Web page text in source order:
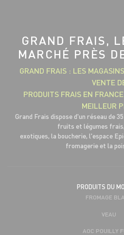
GRAND FRAIS,
MARCHÉ PRÈS
GRAND FRAIS : LES
VENTE
PRODUITS FRAIS EN
MEILLEUR
Grand Frais dispose d'un réseau de
fruits et légumes
exotiques, la boucherie, l'espace
fromagerie et la
PRODUITS DU
FROMAGE
VEAU
AOC POUILLY